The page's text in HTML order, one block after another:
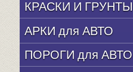
КРАСКИ И ГРУНТЫ
АРКИ для АВТО
ПОРОГИ для АВТО